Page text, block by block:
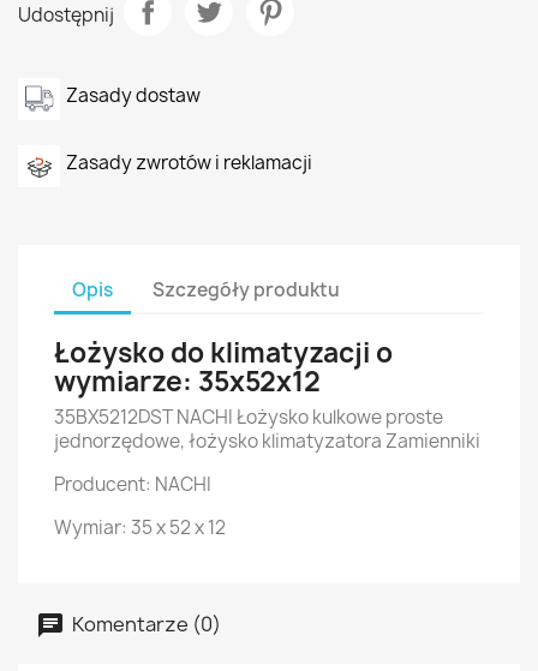
Udostępnij
Zasady dostaw
Zasady zwrotów i reklamacji
Opis Szczegóły produktu
Łożysko do klimatyzacji o
wymiarze: 35x52x12
35BX5212DST NACHI Łożysko kulkowe proste
jednorzędowe, łożysko klimatyzatora Zamienniki
Producent: NACHI
Wymiar: 35 x 52 x 12
Komentarze (0)